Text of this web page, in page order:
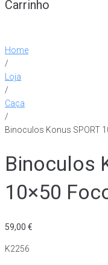
Carrinho
Home
/
Loja
/
Caça
/
Binoculos Konus SPORT
Binoculos
10×50
59,00 €
K2256